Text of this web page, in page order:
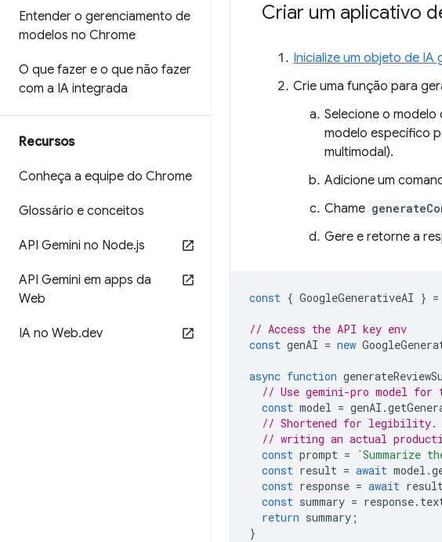
Entender o gerenciamento de
modelos no Chrome
O que fazer e o que não fazer
com a IA integrada
Recursos
Conheça a equipe do Chrome
Glossário e conceitos
API Gemini no Node.js
API Gemini em apps da
Web
IA no Web.dev
Criar um aplicativo
Inicialize um objeto de IA
Crie uma função para
Selecione o modelo
modelo específico
multimodal).
Adicione um
Chame
Gere e retorne a
const { GoogleGenerativeAI } =
// Access the API key env
const genAI = new
async function
// Use gemini-pro model
const model = genAI .
// Shortened for legibility.
// writing an actual
const prompt = `Summarize
const result = await model .
const response = await
const summary = response.
return summary ;
}